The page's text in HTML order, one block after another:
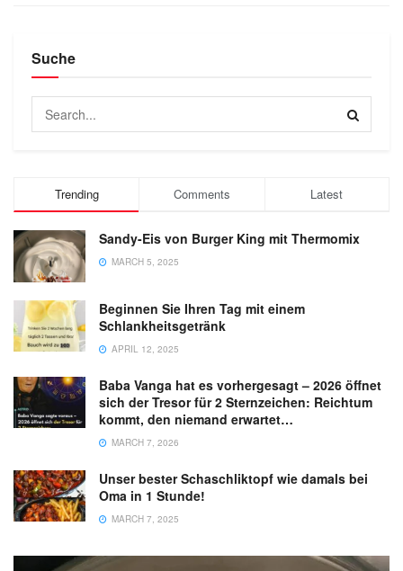
Suche
Trending Comments Latest
Sandy-Eis von Burger King mit Thermomix
MARCH 5, 2025
Beginnen Sie Ihren Tag mit einem
Schlankheitsgetränk
APRIL 12, 2025
Baba Vanga hat es vorhergesagt – 2026 öffnet
sich der Tresor für 2 Sternzeichen: Reichtum
kommt, den niemand erwartet…
MARCH 7, 2026
Unser bester Schaschliktopf wie damals bei
Oma in 1 Stunde!
MARCH 7, 2025